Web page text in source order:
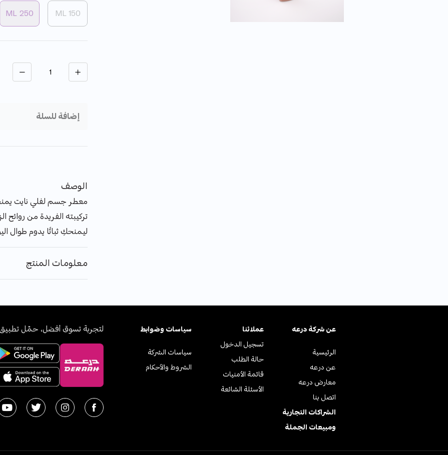
150 ML
250 ML
الكمية
إضافة للسلة
الوصف
معطر جسم لفلي نايت
تركيبته الفريدة من روائح
ليمنحكِ ثباتًا يدوم طوال
معلومات المنتج
الرئيسية
عن درعه
معارض درعه
اتصل بنا
عن ﺷﺮﻛﺔ درﻋﻪ
الشراكات التجارية
ومبيعات الجملة
تسجيل الدخول
حالة الطلب
قائمة الأمنيات
الأسئلة الشائعة
عملائنا
سياسات الشركة
الشروط والأحكام
سياسات وضوابط لتجربة تسوق أفضل، حمّل